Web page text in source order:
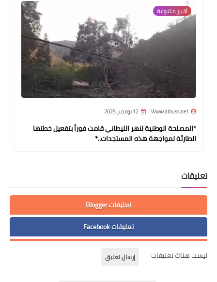
أخبار ‏متنوعة
Www.albuss.net 12 نوفمبر 2025
*المصلحة الوطنية لنهر الليطاني قامت فوراً بتفعيل خطتها
الطارئة لمواجهة هذه المستجدات..*
تعليقات
تعليقات Blogger
تعليقات Facebook
ليست هناك تعليقات إرسال تعليق